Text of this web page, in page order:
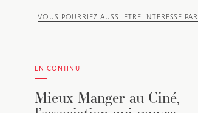
VOUS POURRIEZ AUSSI ÊTRE INTÉRESSÉ PAR
EN CONTINU
Mieux Manger au Ciné,